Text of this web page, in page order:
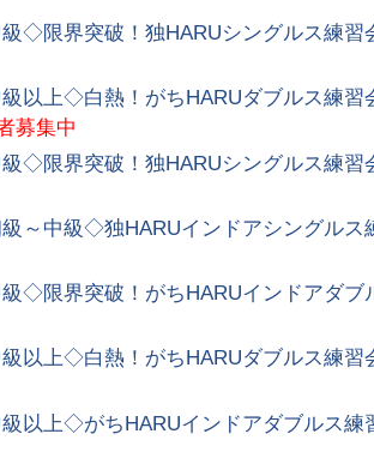
◇限界突破！独HARUシングルス練習
以上◇白熱！がちHARUダブルス練習
募集中
◇限界突破！独HARUシングルス練習
～中級◇独HARUインドアシングルス
◇限界突破！がちHARUインドアダブ
以上◇白熱！がちHARUダブルス練習
以上◇がちHARUインドアダブルス練